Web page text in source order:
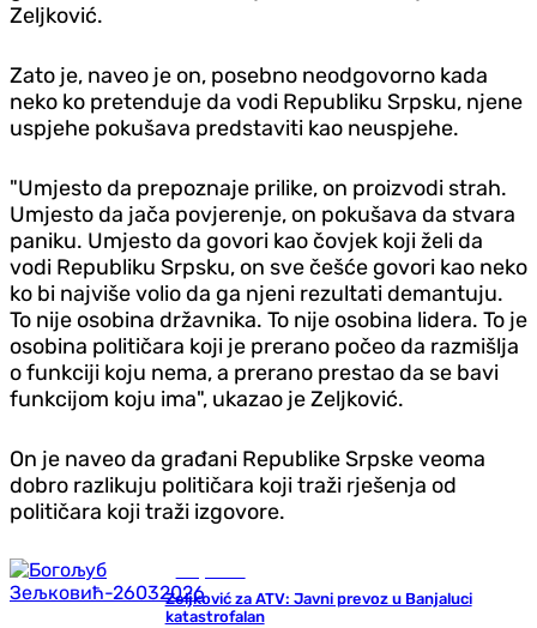
Zeljković.
Zato je, naveo je on, posebno neodgovorno kada
neko ko pretenduje da vodi Republiku Srpsku, njene
uspjehe pokušava predstaviti kao neuspjehe.
"Umjesto da prepoznaje prilike, on proizvodi strah.
Umjesto da jača povjerenje, on pokušava da stvara
paniku. Umjesto da govori kao čovjek koji želi da
vodi Republiku Srpsku, on sve češće govori kao neko
ko bi najviše volio da ga njeni rezultati demantuju.
To nije osobina državnika. To nije osobina lidera. To je
osobina političara koji je prerano počeo da razmišlja
o funkciji koju nema, a prerano prestao da se bavi
funkcijom koju ima", ukazao je Zeljković.
On je naveo da građani Republike Srpske veoma
dobro razlikuju političara koji traži rješenja od
političara koji traži izgovore.
Zeljković za ATV: Javni prevoz u Banjaluci
katastrofalan